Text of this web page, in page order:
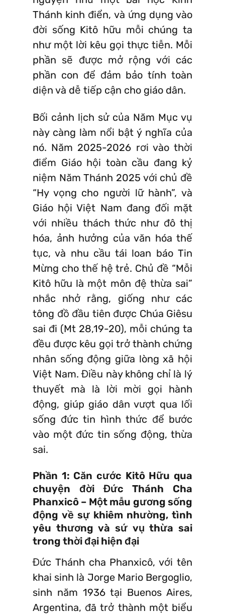
Thánh kinh điển, và ứng dụng vào
đời sống Kitô hữu mỗi chúng ta
như một lời kêu gọi thực tiễn. Mỗi
phần sẽ được mở rộng với các
phần con để đảm bảo tính toàn
diện và dễ tiếp cận cho giáo dân.
Bối cảnh lịch sử của Năm Mục vụ
này càng làm nổi bật ý nghĩa của
nó. Năm 2025-2026 rơi vào thời
điểm Giáo hội toàn cầu đang kỷ
niệm Năm Thánh 2025 với chủ đề
“Hy vọng cho người lữ hành”, và
Giáo hội Việt Nam đang đối mặt
với nhiều thách thức như đô thị
hóa, ảnh hưởng của văn hóa thế
tục, và nhu cầu tái loan báo Tin
Mừng cho thế hệ trẻ. Chủ đề “Mỗi
Kitô hữu là một môn đệ thừa sai”
nhắc nhở rằng, giống như các
tông đồ đầu tiên được Chúa Giêsu
sai đi (Mt 28,19-20), mỗi chúng ta
đều được kêu gọi trở thành chứng
nhân sống động giữa lòng xã hội
Việt Nam. Điều này không chỉ là lý
thuyết mà là lời mời gọi hành
động, giúp giáo dân vượt qua lối
sống đức tin hình thức để bước
vào một đức tin sống động, thừa
sai.
Phần 1: Căn cước Kitô Hữu qua
chuyện đời Đức Thánh Cha
Phanxicô – Một mẫu gương sống
động về sự khiêm nhường, tình
yêu thương và sứ vụ thừa sai
trong thời đại hiện đại
Đức Thánh cha Phanxicô, với tên
khai sinh là Jorge Mario Bergoglio,
sinh năm 1936 tại Buenos Aires,
Argentina, đã trở thành một biểu